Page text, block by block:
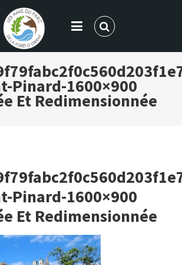
DU PARC DE LA FORÊT
Pinard-1600×900
Et Redimensionnée
Pinard-1600×900
Et Redimensionnée